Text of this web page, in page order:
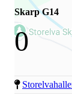
Skarp G14
0